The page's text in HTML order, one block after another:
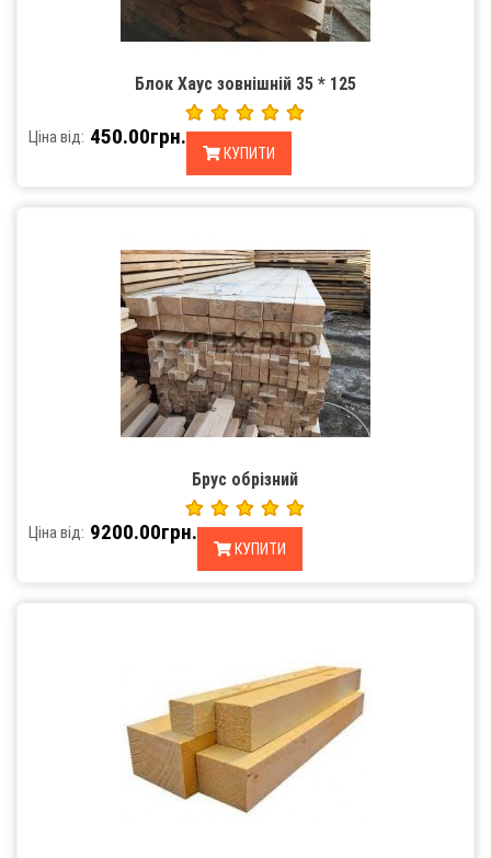
Блок Хаус зовнішній 35 * 125
Ціна від: 450.00грн.
КУПИТИ
Брус обрізний
Ціна від: 9200.00грн.
КУПИТИ